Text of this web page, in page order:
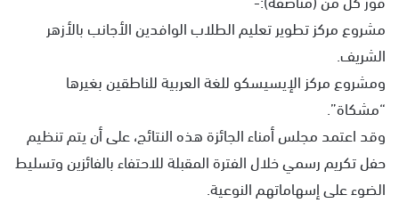
مشروع مركز تطوير تعليم الطلاب الوافدين الأجانب بالأزهر
الشريف.
ومشروع مركز الإيسيسكو للغة العربية للناطقين بغيرها
“مشكاة”.
وقد اعتمد مجلس أمناء الجائزة هذه النتائج، على أن يتم تنظيم
حفل تكريم رسمي خلال الفترة المقبلة للاحتفاء بالفائزين وتسليط
الضوء على إسهاماتهم النوعية.